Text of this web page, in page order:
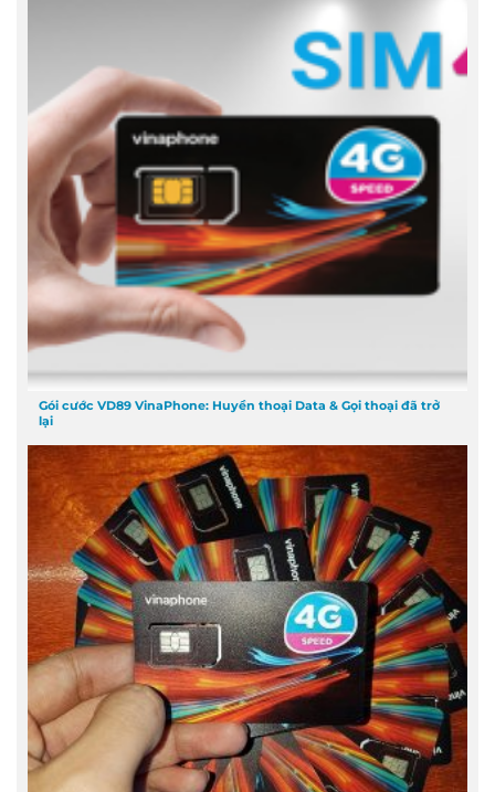
Gói cước VD89 VinaPhone: Huyền thoại Data & Gọi thoại đã trở
lại